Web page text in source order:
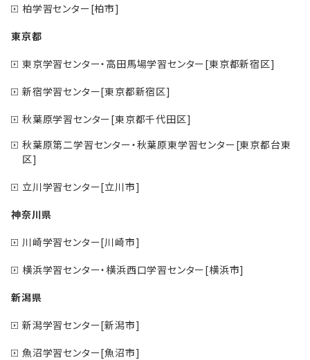
柏学習センター[柏市]
東京都
東京学習センター・高田馬場学習センター[東京都新宿区]
新宿学習センター[東京都新宿区]
秋葉原学習センター[東京都千代田区]
秋葉原第二学習センター・秋葉原東学習センター[東京都台東
区]
立川学習センター[立川市]
神奈川県
川崎学習センター[川崎市]
横浜学習センター・横浜西口学習センター[横浜市]
新潟県
新潟学習センター[新潟市]
魚沼学習センター[魚沼市]